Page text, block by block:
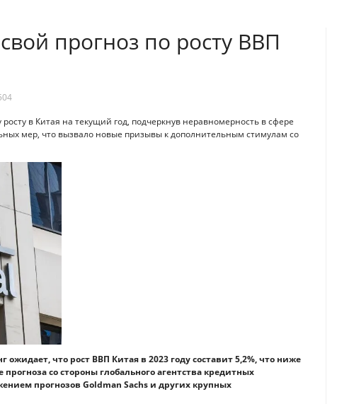
прогноз по росту ВВП
в Китая на текущий год, подчеркнув неравномерность в сфере
мер, что вызвало новые призывы к дополнительным стимулам со
что рост ВВП Китая в 2023 году составит 5,2%, что ниже
со стороны глобального агентства кредитных
прогнозов Goldman Sachs и других крупных